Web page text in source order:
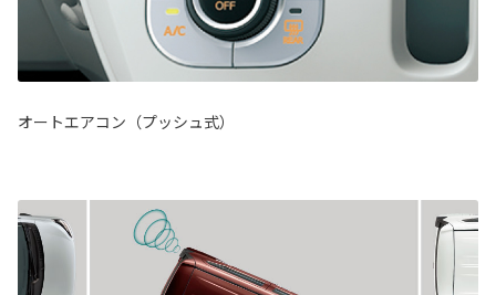
オートエアコン（プッシュ式）